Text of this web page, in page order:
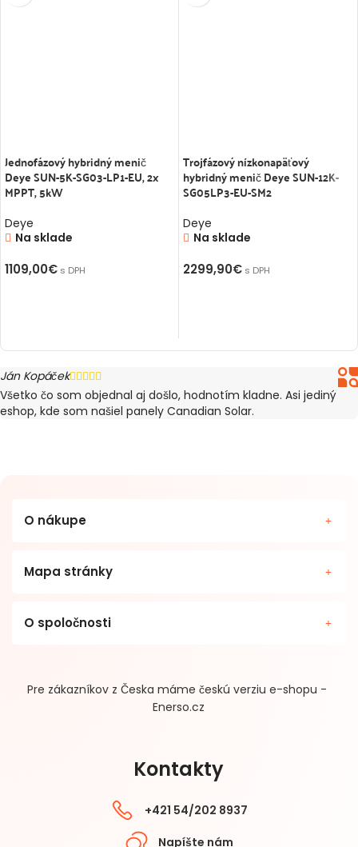
Jednofázový hybridný menič
Deye SUN-5K-SG03-LP1-EU, 2x
MPPT, 5kW
Deye
Na sklade
1109,00€ s DPH
Trojfázový nízkonapäťový
hybridný menič Deye SUN-12K-
SG05LP3-EU-SM2
Deye
Na sklade
2299,90€ s DPH
Ján Kopáček    
Všetko čo som objednal aj došlo, hodnotím kladne. Asi jediný
eshop, kde som našiel panely Canadian Solar.
O nákupe
Mapa stránky
O spoločnosti
Pre zákazníkov z Česka máme českú verziu e-shopu -
Enerso.cz
Kontakty
+421 54/202 8937
Napíšte nám